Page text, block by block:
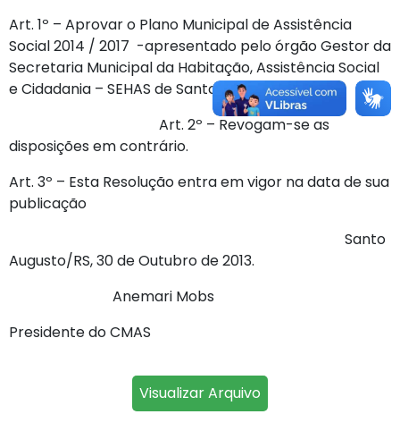
Art. 1º – Aprovar o Plano Municipal de Assistência
Social 2014 / 2017 -apresentado pelo órgão Gestor da
Secretaria Municipal da Habitação, Assistência Social
e Cidadania – SEHAS de Santo Augusto/RS
Art. 2º – Revogam-se as
disposições em contrário.
Art. 3º – Esta Resolução entra em vigor na data de sua
publicação
Santo
Augusto/RS, 30 de Outubro de 2013.
Anemari Mobs
Presidente do CMAS
Visualizar Arquivo